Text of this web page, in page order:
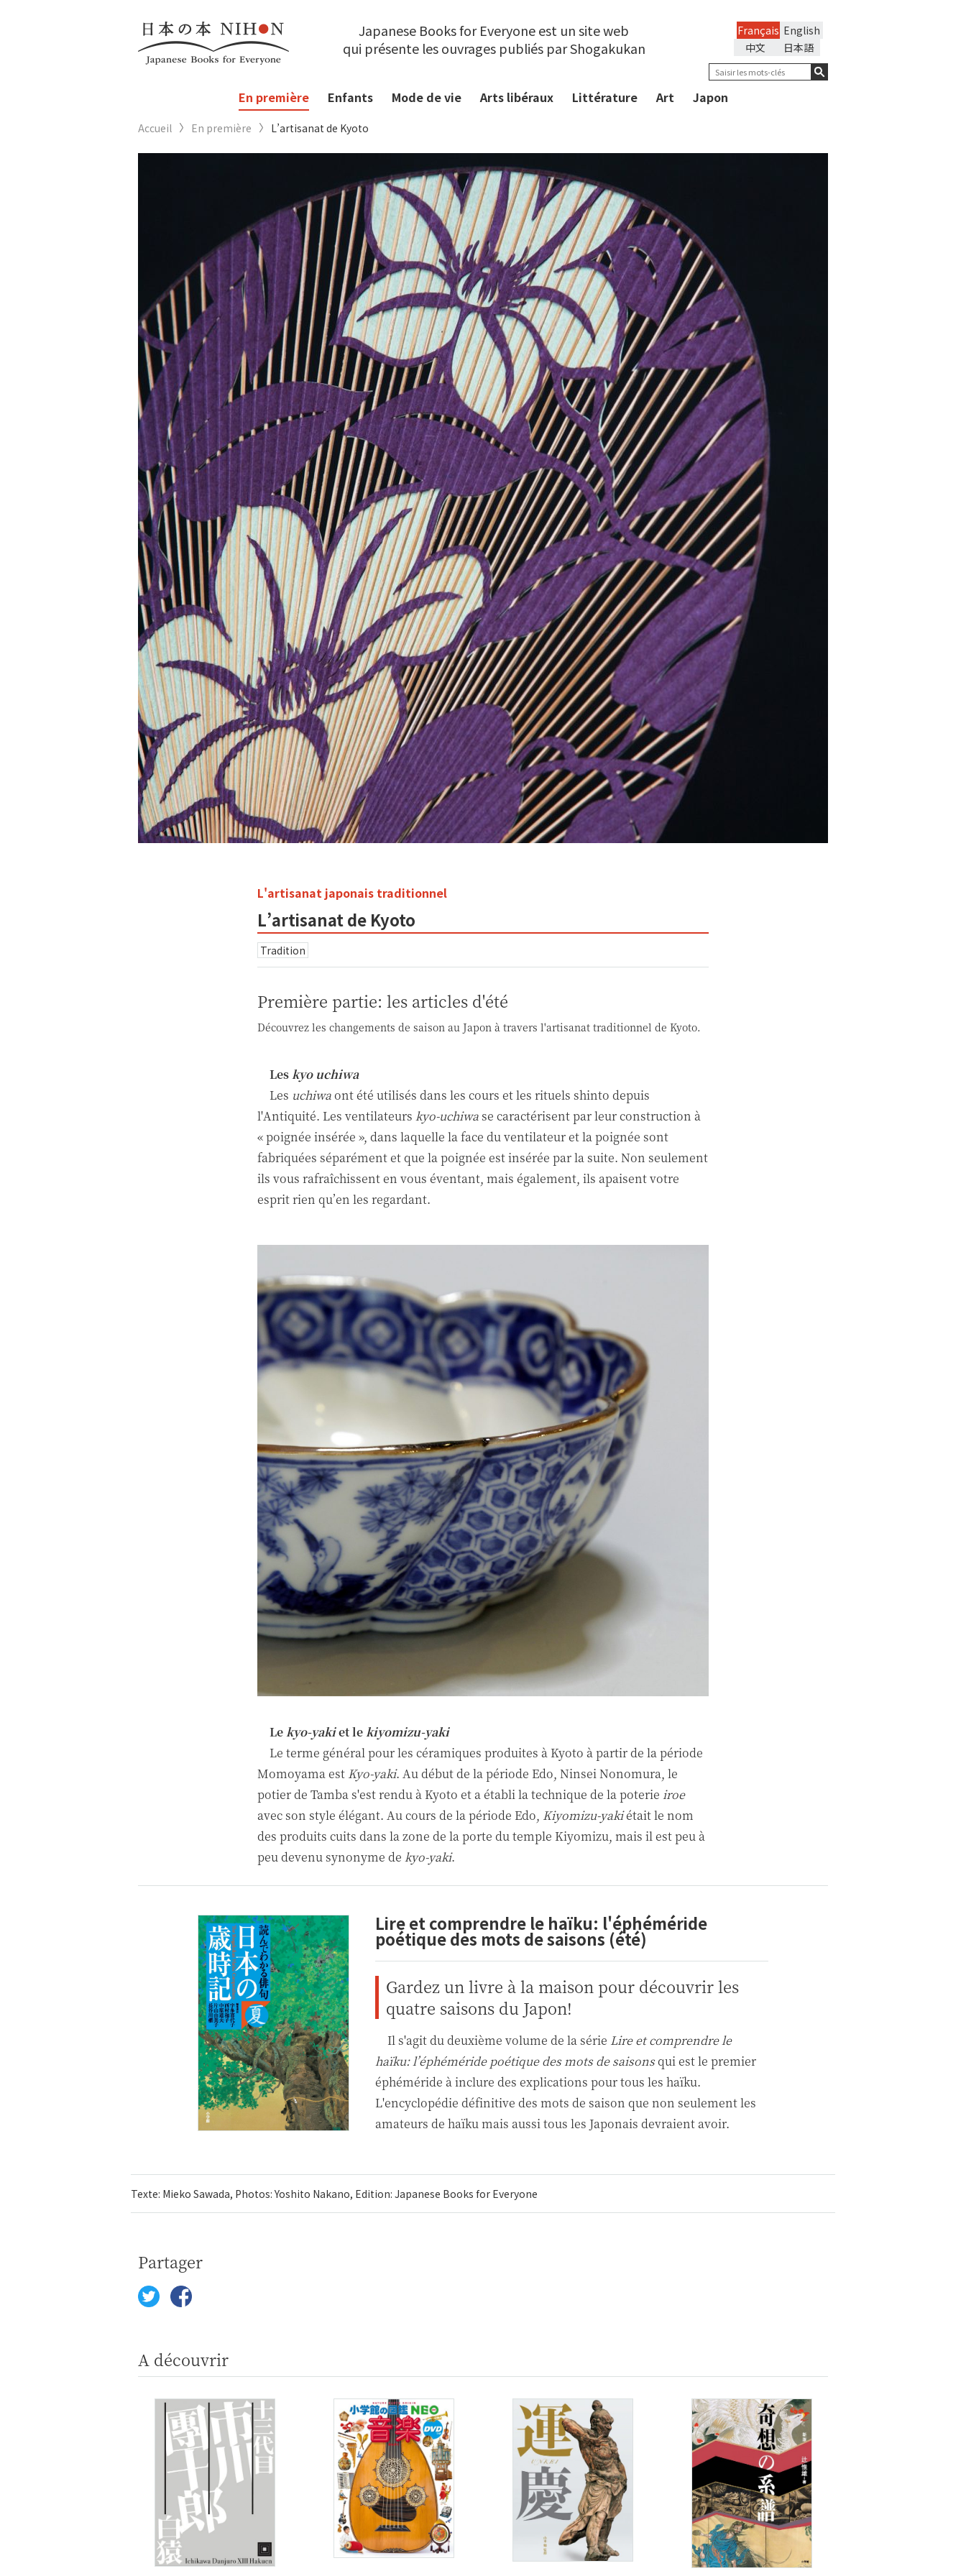
Japanese Books for Everyone est un site web
qui présente les ouvrages publiés par Shogakukan
English
Français
日本語
中文
En première Enfants Mode de vie Arts libéraux Littérature Art Japon
Accueil En première L’artisanat de Kyoto
L'artisanat japonais traditionnel
L’artisanat de Kyoto
Tradition
Première partie: les articles d'été
Découvrez les changements de saison au Japon à travers l'artisanat traditionnel de Kyoto.
Leskyo uchiwa
Les uchiwaont été utilisés dans les cours et les rituels shinto depuis
l'Antiquité. Les ventilateurs kyo-uchiwa se caractérisent par leur construction à
« poignée insérée », dans laquelle la face du ventilateur et la poignée sont
fabriquées séparément et que la poignée est insérée par la suite. Non seulement
ils vous rafraîchissent en vous éventant, mais également, ils apaisent votre
esprit rien qu’en les regardant.
Lekyo-yakiet lekiyomizu-yaki
Le terme général pour les céramiques produites à Kyoto à partir de la période
Momoyama est Kyo-yaki. Au début de la période Edo, Ninsei Nonomura, le
potier de Tamba s'est rendu à Kyoto et a établi la technique de la poterie iroe
avec son style élégant. Au cours de la période Edo, Kiyomizu-yakiétait le nom
des produits cuits dans la zone de la porte du temple Kiyomizu, mais il est peu à
peu devenu synonyme de kyo-yaki.
Lire et comprendre le haïku: l'éphéméride
poétique des mots de saisons (été)
Gardez un livre à la maison pour découvrir les
quatre saisons du Japon!
Il s'agit du deuxième volume de la série Lire et comprendre le
haïku: l’éphéméride poétique des mots de saisonsqui est le premier
éphéméride à inclure des explications pour tous les haïku.
L'encyclopédie définitive des mots de saison que non seulement les
amateurs de haïku mais aussi tous les Japonais devraient avoir.
Texte: Mieko Sawada, Photos: Yoshito Nakano, Edition: Japanese Books for Everyone
Partager
A découvrir